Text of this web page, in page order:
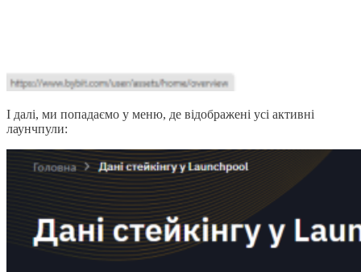
І далі, ми попадаємо у меню, де відображені усі активні
лаунчпули: